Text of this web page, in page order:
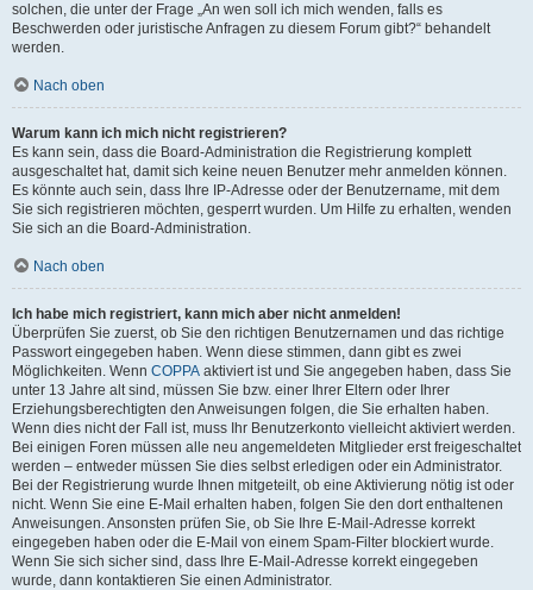
solchen, die unter der Frage „An wen soll ich mich wenden, falls es
Beschwerden oder juristische Anfragen zu diesem Forum gibt?“ behandelt
werden.
Nach oben
Warum kann ich mich nicht registrieren?
Es kann sein, dass die Board-Administration die Registrierung komplett
ausgeschaltet hat, damit sich keine neuen Benutzer mehr anmelden können.
Es könnte auch sein, dass Ihre IP-Adresse oder der Benutzername, mit dem
Sie sich registrieren möchten, gesperrt wurden. Um Hilfe zu erhalten, wenden
Sie sich an die Board-Administration.
Nach oben
Ich habe mich registriert, kann mich aber nicht anmelden!
Überprüfen Sie zuerst, ob Sie den richtigen Benutzernamen und das richtige
Passwort eingegeben haben. Wenn diese stimmen, dann gibt es zwei
Möglichkeiten. Wenn COPPA aktiviert ist und Sie angegeben haben, dass Sie
unter 13 Jahre alt sind, müssen Sie bzw. einer Ihrer Eltern oder Ihrer
Erziehungsberechtigten den Anweisungen folgen, die Sie erhalten haben.
Wenn dies nicht der Fall ist, muss Ihr Benutzerkonto vielleicht aktiviert werden.
Bei einigen Foren müssen alle neu angemeldeten Mitglieder erst freigeschaltet
werden – entweder müssen Sie dies selbst erledigen oder ein Administrator.
Bei der Registrierung wurde Ihnen mitgeteilt, ob eine Aktivierung nötig ist oder
nicht. Wenn Sie eine E-Mail erhalten haben, folgen Sie den dort enthaltenen
Anweisungen. Ansonsten prüfen Sie, ob Sie Ihre E-Mail-Adresse korrekt
eingegeben haben oder die E-Mail von einem Spam-Filter blockiert wurde.
Wenn Sie sich sicher sind, dass Ihre E-Mail-Adresse korrekt eingegeben
wurde, dann kontaktieren Sie einen Administrator.